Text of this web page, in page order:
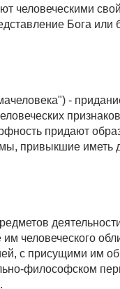
человеческими
Бога или
-
придают
привыкшие иметь
человеческого
с присущими им
философском